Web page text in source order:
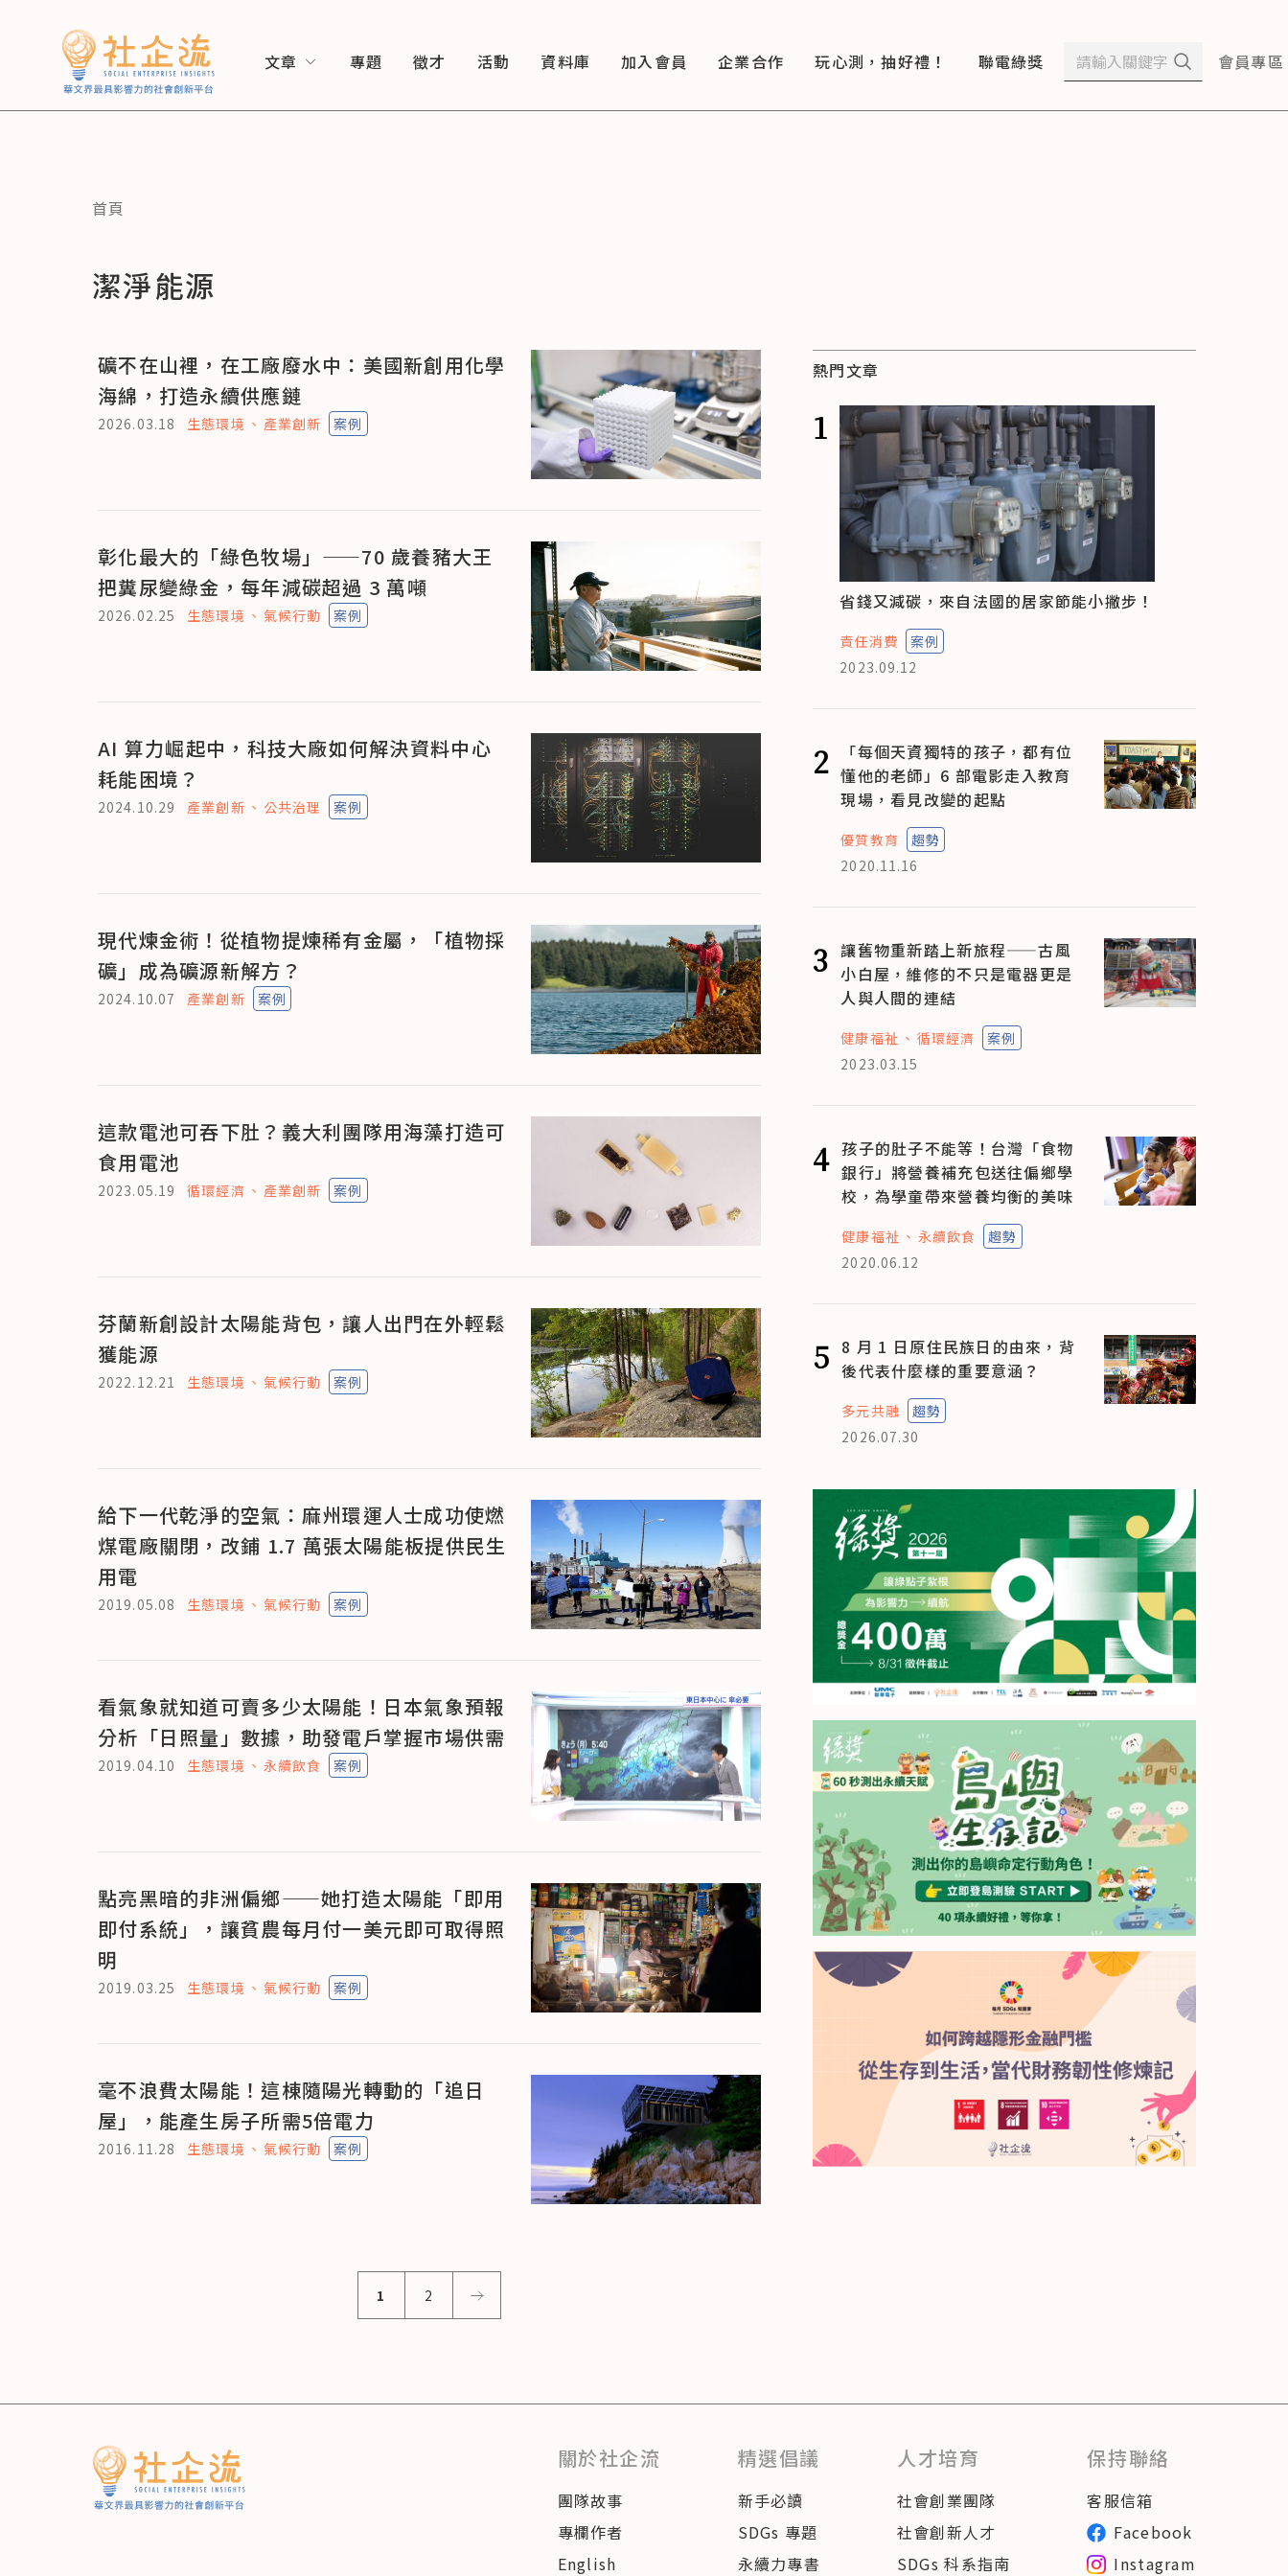
文章 專題 徵才 活動 資料庫 加入會員 企業合作 玩心測，抽好禮！ 聯電綠獎 會員專區
首頁
潔淨能源
礦不在山裡，在工廠廢水中：美國新創用化學
海綿，打造永續供應鏈
2026.03.18 生態環境 產業創新 案例
彰化最大的「綠色牧場」——70 歲養豬大王
把糞尿變綠金，每年減碳超過 3 萬噸
2026.02.25 生態環境 氣候行動 案例
AI 算力崛起中，科技大廠如何解決資料中心
耗能困境？
2024.10.29 產業創新 公共治理 案例
現代煉金術！從植物提煉稀有金屬，「植物採
礦」成為礦源新解方？
2024.10.07 產業創新 案例
這款電池可吞下肚？義大利團隊用海藻打造可
食用電池
2023.05.19 循環經濟 產業創新 案例
芬蘭新創設計太陽能背包，讓人出門在外輕鬆
獲能源
2022.12.21 生態環境 氣候行動 案例
給下一代乾淨的空氣：麻州環運人士成功使燃
煤電廠關閉，改鋪 1.7 萬張太陽能板提供民生
用電
2019.05.08 生態環境 氣候行動 案例
看氣象就知道可賣多少太陽能！日本氣象預報
分析「日照量」數據，助發電戶掌握市場供需
2019.04.10 生態環境 永續飲食 案例
點亮黑暗的非洲偏鄉——她打造太陽能「即用
即付系統」，讓貧農每月付一美元即可取得照
明
2019.03.25 生態環境 氣候行動 案例
毫不浪費太陽能！這棟隨陽光轉動的「追日
屋」，能產生房子所需5倍電力
2016.11.28 生態環境 氣候行動 案例
1 2
熱門文章
1
省錢又減碳，來自法國的居家節能小撇步！
責任消費
案例
2023.09.12
2
「每個天資獨特的孩子，都有位
懂他的老師」6 部電影走入教育
現場，看見改變的起點
優質教育
趨勢
2020.11.16
3 讓舊物重新踏上新旅程——古風
小白屋，維修的不只是電器更是
人與人間的連結
健康福祉 循環經濟
案例
2023.03.15
4 孩子的肚子不能等！台灣「食物
銀行」將營養補充包送往偏鄉學
校，為學童帶來營養均衡的美味
健康福祉 永續飲食
趨勢
2020.06.12
5 8 月 1 日原住民族日的由來，背
後代表什麼樣的重要意涵？
多元共融
趨勢
2026.07.30
關於社企流
團隊故事
專欄作者
English
精選倡議
新手必讀
SDGs 專題
永續力專書
人才培育
社會創業團隊
社會創新人才
SDGs 科系指南
保持聯絡
客服信箱
Facebook
Instagram